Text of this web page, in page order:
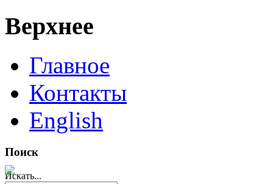
Верхнее
Главное
Контакты
English
Поиск
Искать...